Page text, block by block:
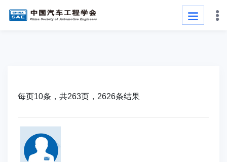
每页10条，共263页，2626条结果